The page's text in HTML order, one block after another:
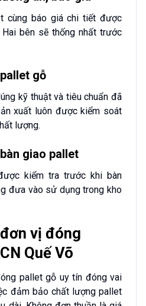
cùng báo giá chi tiết được
bên sẽ thống nhất trước
gỗ
kỹ thuật và tiêu chuẩn đã
xuất luôn được kiểm soát
lượng.
giao pallet
kiểm tra trước khi bàn
đưa vào sử dụng trong kho
vị đóng
Quế Võ
pallet gỗ uy tín đóng vai
đảm bảo chất lượng pallet